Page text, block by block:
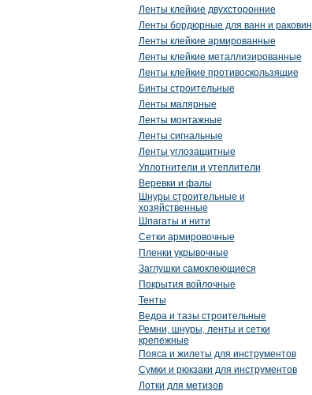
Ленты клейкие двухсторонние
Ленты бордюрные для ванн и раковин
Ленты клейкие армированные
Ленты клейкие металлизированные
Ленты клейкие противоскользящие
Бинты строительные
Ленты малярные
Ленты монтажные
Ленты сигнальные
Ленты углозащитные
Уплотнители и утеплители
Веревки и фалы
Шнуры строительные и
хозяйственные
Шпагаты и нити
Сетки армировочные
Пленки укрывочные
Заглушки самоклеющиеся
Покрытия войлочные
Тенты
Ведра и тазы строительные
Ремни, шнуры, ленты и сетки
крепежные
Пояса и жилеты для инструментов
Сумки и рюкзаки для инструментов
Лотки для метизов